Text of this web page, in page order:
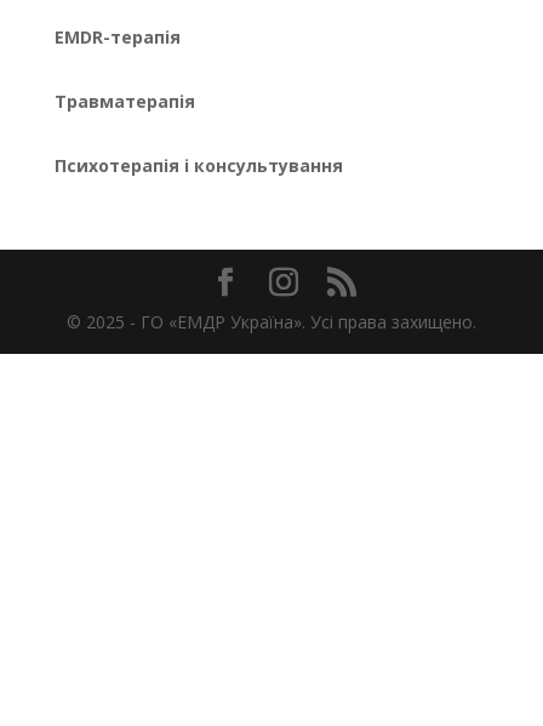
EMDR-терапія
Травматерапія
Психотерапія і консультування
© 2025 - ГО «ЕМДР Україна». Усі права захищено.